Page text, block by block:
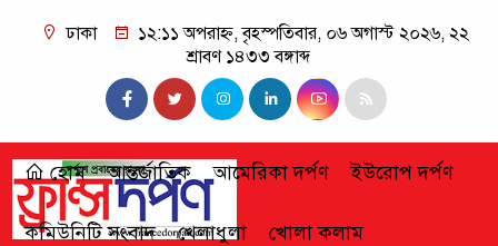
ঢাকা
১২:১১ অপরাহ্ন, বৃহস্পতিবার, ০৬ অগাস্ট ২০২৬, ২২
শ্রাবণ ১৪৩৩ বঙ্গাব্দ
হোম আন্তর্জাতিক আমেরিকা দর্পণ ইউরোপ দর্পণ
কমিউনিটি সংবাদ খেলাধুলা খোলা কলাম